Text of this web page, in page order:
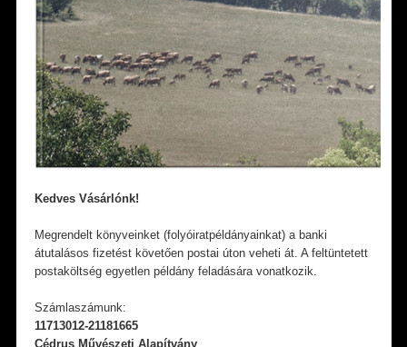
Kedves Vásárlónk!
Megrendelt könyveinket (folyóiratpéldányainkat) a banki
átutalásos fizetést követően postai úton veheti át. A feltüntetett
postaköltség egyetlen példány feladására vonatkozik.
Számlaszámunk:
11713012-21181665
Cédrus Művészeti Alapítvány